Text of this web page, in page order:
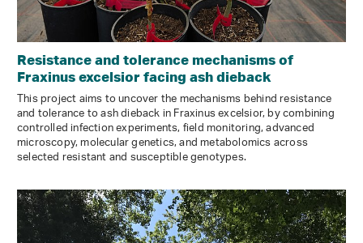
Resistance and tolerance mechanisms of
Fraxinus excelsior facing ash dieback
This project aims to uncover the mechanisms behind resistance
and tolerance to ash dieback in Fraxinus excelsior, by combining
controlled infection experiments, field monitoring, advanced
microscopy, molecular genetics, and metabolomics across
selected resistant and susceptible genotypes.